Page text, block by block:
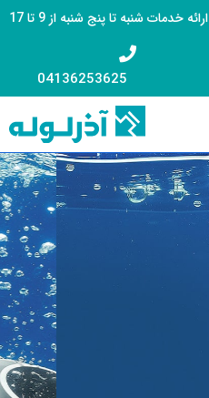
ارائه خدمات شنبه تا پنج شنبه از 9 تا 17
04136253625